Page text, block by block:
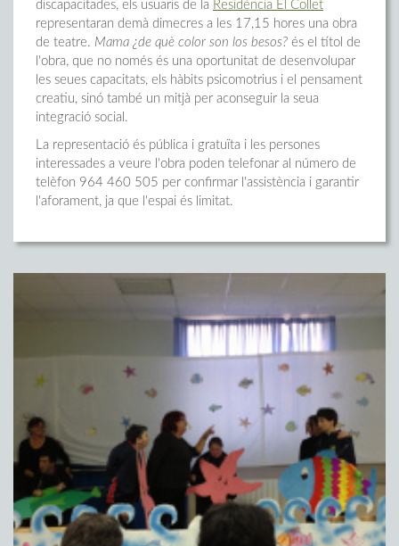
discapacitades, els usuaris de la Residència El Collet
representaran demà dimecres a les 17,15 hores una obra
de teatre. Mama ¿de què color son los besos? és el títol de
l'obra, que no només és una oportunitat de desenvolupar
les seues capacitats, els hàbits psicomotrius i el pensament
creatiu, sinó també un mitjà per aconseguir la seua
integració social.
La representació és pública i gratuïta i les persones
interessades a veure l'obra poden telefonar al número de
telèfon 964 460 505 per confirmar l'assistència i garantir
l'aforament, ja que l'espai és limitat.